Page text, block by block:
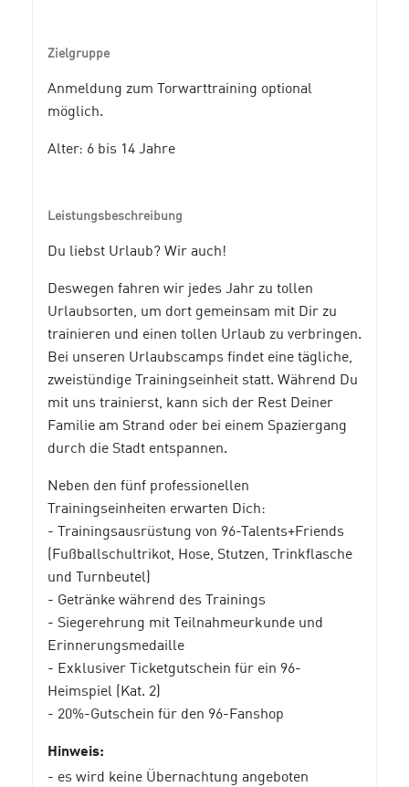
Zielgruppe
Anmeldung zum Torwarttraining optional
möglich.
Alter: 6 bis 14 Jahre
Leistungsbeschreibung
Du liebst Urlaub? Wir auch!
Deswegen fahren wir jedes Jahr zu tollen
Urlaubsorten, um dort gemeinsam mit Dir zu
trainieren und einen tollen Urlaub zu verbringen.
Bei unseren Urlaubscamps findet eine tägliche,
zweistündige Trainingseinheit statt. Während Du
mit uns trainierst, kann sich der Rest Deiner
Familie am Strand oder bei einem Spaziergang
durch die Stadt entspannen.
Neben den fünf professionellen
Trainingseinheiten erwarten Dich:
- Trainingsausrüstung von 96-Talents+Friends
(Fußballschultrikot, Hose, Stutzen, Trinkflasche
und Turnbeutel)
- Getränke während des Trainings
- Siegerehrung mit Teilnahmeurkunde und
Erinnerungsmedaille
- Exklusiver Ticketgutschein für ein 96-
Heimspiel (Kat. 2)
- 20%-Gutschein für den 96-Fanshop
Hinweis:
- es wird keine Übernachtung angeboten